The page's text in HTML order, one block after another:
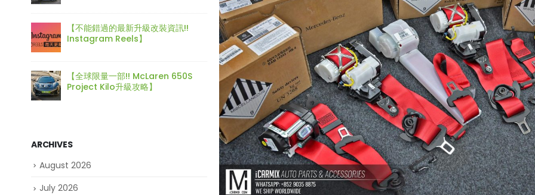
【釋放沉睡的猛獸?! Huracan LP610
排氣升級】
【LARTE-Design: 打造出終極版本的
BMW XM】
【打造一部更簡潔有力的Honda
Type-R FL5?!】
【電車買鈴有什麼要注意!! 承重能力
好重要!!】
【不能錯過的最新升級改裝資
Instagram Reels】
【全球限量一部!! McLaren
Project Kilo升級攻略】
ARCHIVES
August 2026
July 2026